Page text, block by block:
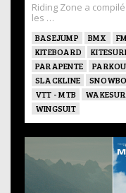
Riding Zone a
les …
BASEJUMP BMX
KITEBOARD
PARAPENTE
SLACKLINE
VTT - MTB
WINGSUIT